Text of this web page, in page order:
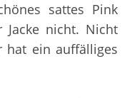
sattes Pink
Jacke nicht. Nicht
hat ein auffälliges